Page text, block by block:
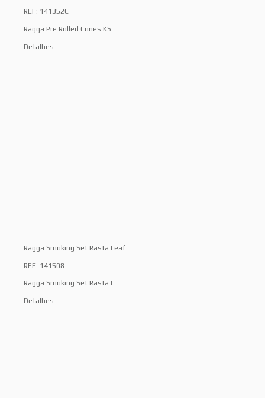
REF: 141352C
Ragga Pre Rolled Cones KS
Detalhes
Ragga Smoking Set Rasta Leaf
REF: 141508
Ragga Smoking Set Rasta L
Detalhes